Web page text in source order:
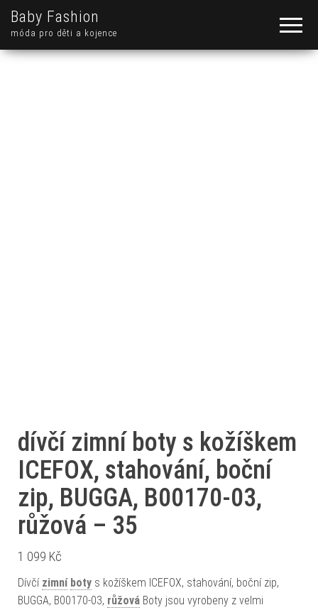
Baby Fashion
móda pro děti a kojence
dívčí zimní boty s kožíškem
ICEFOX, stahování, boční
zip, BUGGA, B00170-03,
růžová – 35
1 099 Kč
Dívčí zimní boty s kožíškem ICEFOX, stahování, boční zip,
BUGGA, B00170-03, růžová Boty jsou vyrobeny z velmi